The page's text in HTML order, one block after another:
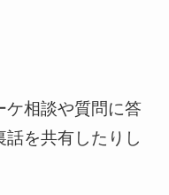
ケ相談や質問に答
話を共有したりし